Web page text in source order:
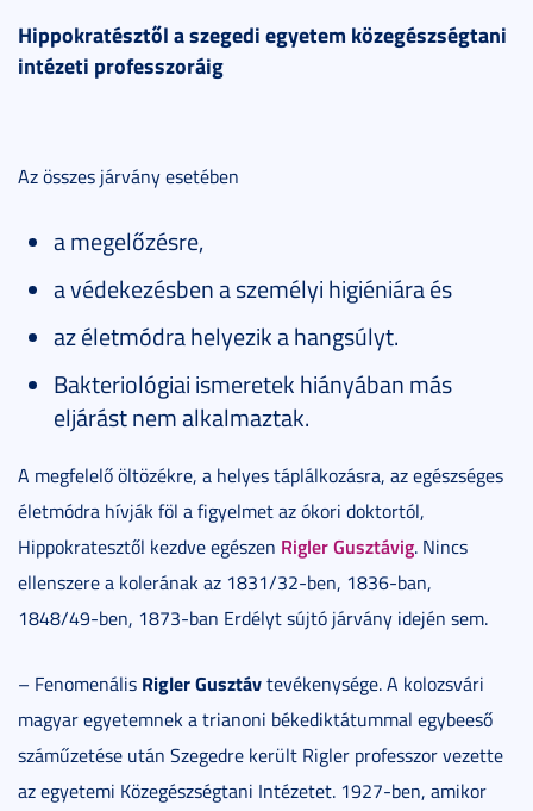
Hippokratésztől a szegedi egyetem közegészségtani
intézeti professzoráig
Az összes járvány esetében
a megelőzésre,
a védekezésben a személyi higiéniára és
az életmódra helyezik a hangsúlyt.
Bakteriológiai ismeretek hiányában más
eljárást nem alkalmaztak.
A megfelelő öltözékre, a helyes táplálkozásra, az egészséges
életmódra hívják föl a figyelmet az ókori doktortól,
Hippokratesztől kezdve egészen Rigler Gusztávig. Nincs
ellenszere a kolerának az 1831/32-ben, 1836-ban,
1848/49-ben, 1873-ban Erdélyt sújtó járvány idején sem.
– Fenomenális Rigler Gusztávtevékenysége. A kolozsvári
magyar egyetemnek a trianoni békediktátummal egybeeső
száműzetése után Szegedre került Rigler professzor vezette
az egyetemi Közegészségtani Intézetet. 1927-ben, amikor